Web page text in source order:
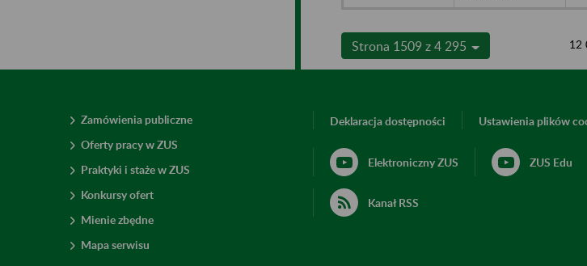
Strona 1509 z 4 295 12
Zamówienia publiczne
Oferty pracy w ZUS
Praktyki i staże w ZUS
Konkursy ofert
Mienie zbędne
Mapa serwisu
Deklaracja dostępności Ustawienia plików
Elektroniczny ZUS ZUS Edu
Kanał RSS